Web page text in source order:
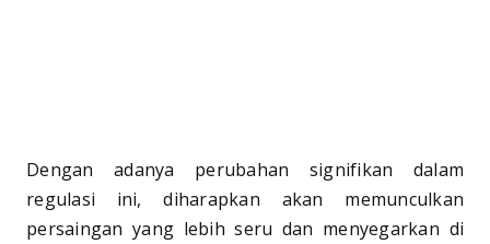
Dengan adanya perubahan signifikan dalam
regulasi ini, diharapkan akan memunculkan
persaingan yang lebih seru dan menyegarkan di